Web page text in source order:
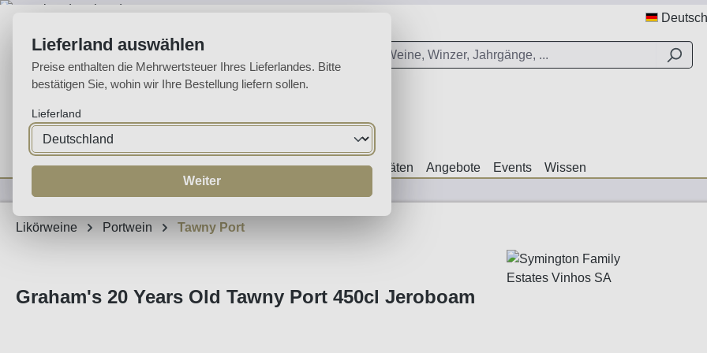
Deutsch
Home Weine Likörweine Espumante Aguardente Spezialitäten Angebote Events Wissen
Likörweine Portwein Tawny Port
Graham's 20 Years Old Tawny Port 450cl Jeroboam
Lieferland auswählen
Preise enthalten die Mehrwertsteuer Ihres Lieferlandes. Bitte
bestätigen Sie, wohin wir Ihre Bestellung liefern sollen.
Lieferland
Weiter